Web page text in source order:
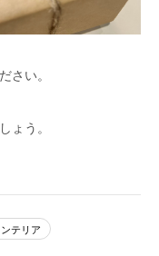
さい。
ょう。
テリア